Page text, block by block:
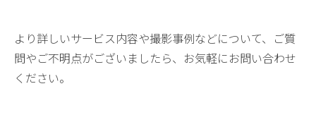
より詳しいサービス内容や撮影事例などについて、ご質
問やご不明点がございましたら、お気軽にお問い合わせ
ください。